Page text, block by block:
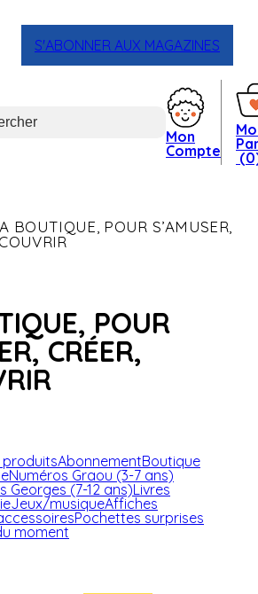
S'ABONNER AUX MAGAZINES
Mon
Compte
BOUTIQUE, POUR S’AMUSER,
POUR
CRÉER,
produitsAbonnementBoutique
Numéros Graou (3-7 ans)
Georges (7-12 ans)Livres
Jeux/musiqueAffiches
Pochettes surprises
moment